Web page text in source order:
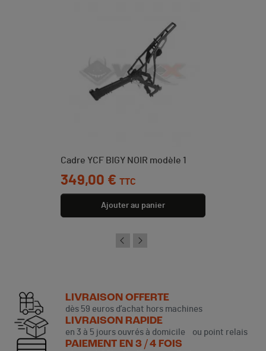
Cadre YCF BIGY NOIR modèle 1
Prix
349,00 € TTC
Ajouter au panier
LIVRAISON OFFERTE
dès 59 euros d’achat hors machines
LIVRAISON RAPIDE
en 3 à 5 jours ouvrés à domicile ou point relais
PAIEMENT EN 3 / 4 FOIS